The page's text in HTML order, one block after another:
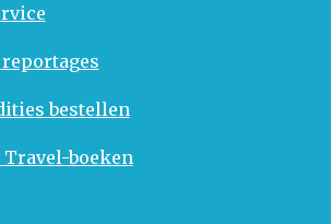
bestellen
Travel-boeken